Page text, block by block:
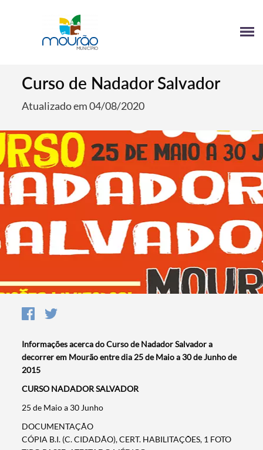
Curso de Nadador Salvador
Atualizado em 04/08/2020
Informações acerca do Curso de Nadador Salvador a
decorrer em Mourão entre dia 25 de Maio a 30 de Junho de
2015
​CURSO NADADOR SALVADOR
25 de Maio a 30 Junho
DOCUMENTAÇÃO
CÓPIA B.I. (C. CIDADÃO), CERT. HABILITAÇÕES, 1 FOTO